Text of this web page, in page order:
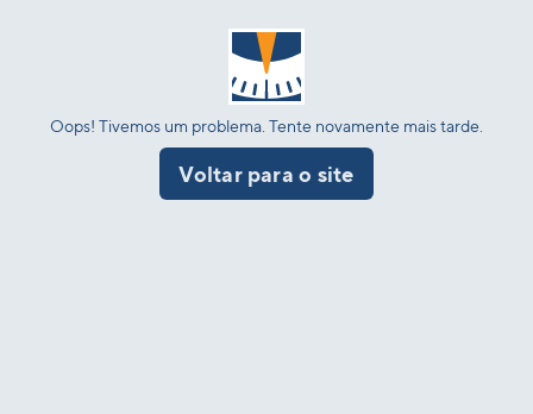
Oops! Tivemos um problema. Tente novamente mais tarde.
Voltar para o site